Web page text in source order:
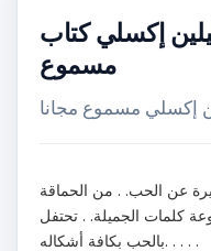
إكسلي كتاب
مسموع
إكسلي مسموع مجانا
عن الحب. . من الحماقة
كلمات الجميلة. . تحتفل
بالحب بكافة أشكاله. . . . . Show. Author: هيلين إكسلي.